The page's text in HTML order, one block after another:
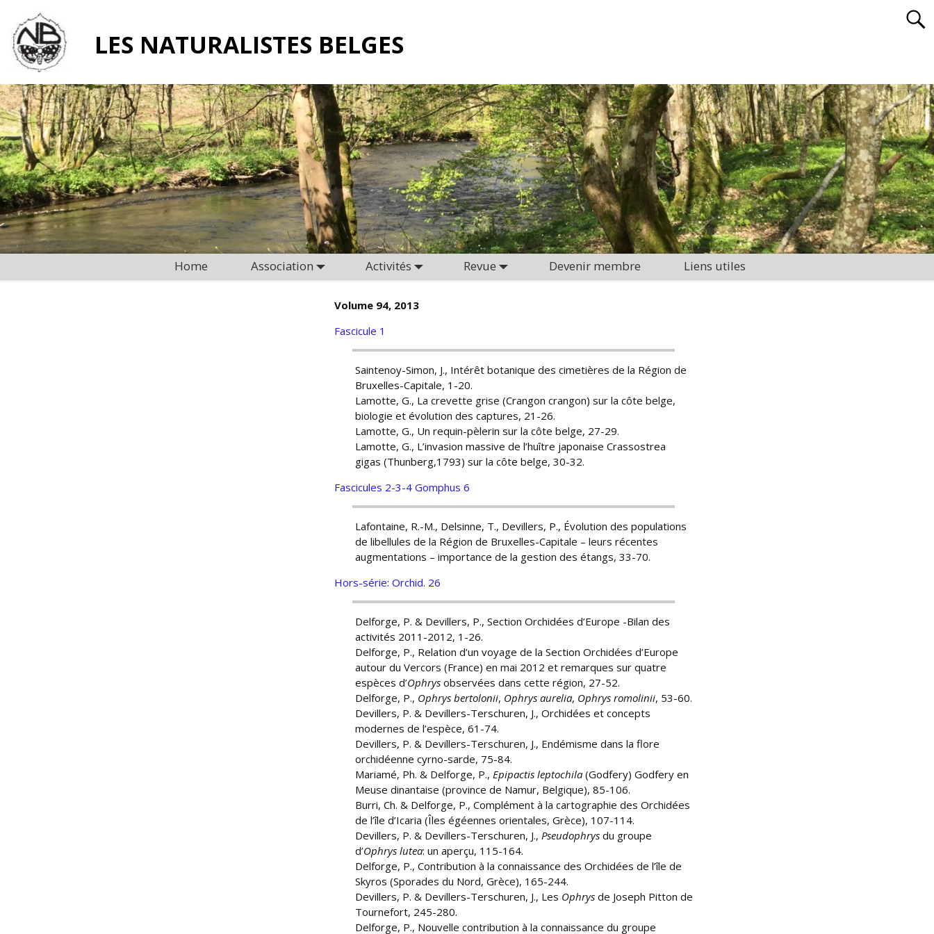
LES NATURALISTES BELGES
Home Association Activités Revue Devenir membre Liens utiles
Volume 94, 2013
Fascicule 1
Saintenoy-Simon, J., Intérêt botanique des cimetières de la Région de
Bruxelles-Capitale, 1-20.
Lamotte, G., La crevette grise (Crangon crangon) sur la côte belge,
biologie et évolution des captures, 21-26.
Lamotte, G., Un requin-pèlerin sur la côte belge, 27-29.
Lamotte, G., L’invasion massive de l’huître japonaise Crassostrea
gigas (Thunberg,1793) sur la côte belge, 30-32.
Fascicules 2-3-4 Gomphus 6
Lafontaine, R.-M., Delsinne, T., Devillers, P., Évolution des populations
de libellules de la Région de Bruxelles-Capitale – leurs récentes
augmentations – importance de la gestion des étangs, 33-70.
Hors-série: Orchid. 26
Delforge, P. & Devillers, P., Section Orchidées d’Europe -Bilan des
activités 2011-2012, 1-26.
Delforge, P., Relation d’un voyage de la Section Orchidées d’Europe
autour du Vercors (France) en mai 2012 et remarques sur quatre
espèces d’Ophrys observées dans cette région, 27-52.
Delforge, P., Ophrys bertolonii, Ophrys aurelia, Ophrys romolinii, 53-60.
Devillers, P. & Devillers-Terschuren, J., Orchidées et concepts
modernes de l’espèce, 61-74.
Devillers, P. & Devillers-Terschuren, J., Endémisme dans la flore
orchidéenne cyrno-sarde, 75-84.
Mariamé, Ph. & Delforge, P.,Epipactis leptochila (Godfery) Godfery en
Meuse dinantaise (province de Namur, Belgique), 85-106.
Burri, Ch. & Delforge, P., Complément à la cartographie des Orchidées
de l’île d’Icaria (Îles égéennes orientales, Grèce), 107-114.
Devillers, P. & Devillers-Terschuren, J.,Pseudophrys du groupe
d’Ophrys lutea: un aperçu, 115-164.
Delforge, P., Contribution à la connaissance des Orchidées de l’île de
Skyros (Sporades du Nord, Grèce), 165-244.
Devillers, P. & Devillers-Terschuren, J., Les Ophrys de Joseph Pitton de
Tournefort, 245-280.
Delforge, P., Nouvelle contribution à la connaissance du groupe